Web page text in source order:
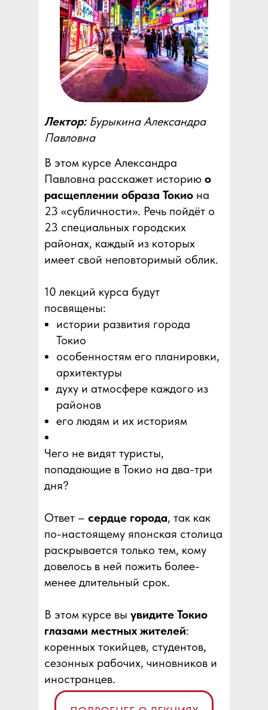
Лектор: Бурыкина Александра
Павловна
В этом курсе Александра
Павловна расскажет историю о
расщеплении образа Токио на
23 «субличности». Речь пойдёт о
23 специальных городских
районах, каждый из которых
имеет свой неповторимый облик.
10 лекций курса будут
посвящены:
истории развития города
Токио
особенностям его планировки,
архитектуры
духу и атмосфере каждого из
районов
его людям и их историям
Чего не видят туристы,
попадающие в Токио на два-три
дня?
Ответ – сердце города, так как
по-настоящему японская столица
раскрывается только тем, кому
довелось в ней пожить более-
менее длительный срок.
В этом курсе вы увидите Токио
глазами местных жителей:
коренных токийцев, студентов,
сезонных рабочих, чиновников и
иностранцев.